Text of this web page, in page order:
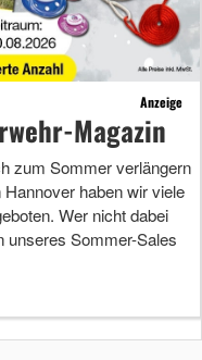
Anzeige
Magazin
zum Sommer verlängern
haben wir viele
Wer nicht dabei
unseres Sommer-Sales